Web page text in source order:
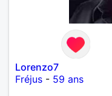
Lorenzo7
Fréjus - 59 ans